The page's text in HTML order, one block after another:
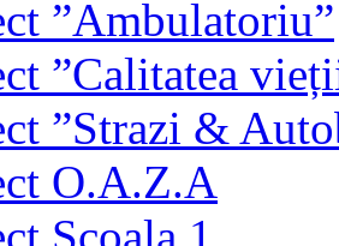
”Ambulatoriu”
”Calitatea
”Strazi &
O.A.Z.A
Scoala 1